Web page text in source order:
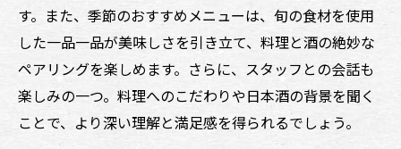
す。また、季節のおすすめメニューは、旬の食材を使用
した一品一品が美味しさを引き立て、料理と酒の絶妙な
ペアリングを楽しめます。さらに、スタッフとの会話も
楽しみの一つ。料理へのこだわりや日本酒の背景を聞く
ことで、より深い理解と満足感を得られるでしょう。